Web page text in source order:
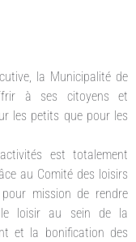
la Municipalité de
à ses citoyens et
les petits que pour les
est totalement
au Comité des loisirs
mission de rendre
le loisir au sein de la
et la bonification des